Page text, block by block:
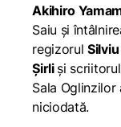
Akihiro
Saiu şi
regizorul
Şirli şi
Sala
niciodată.